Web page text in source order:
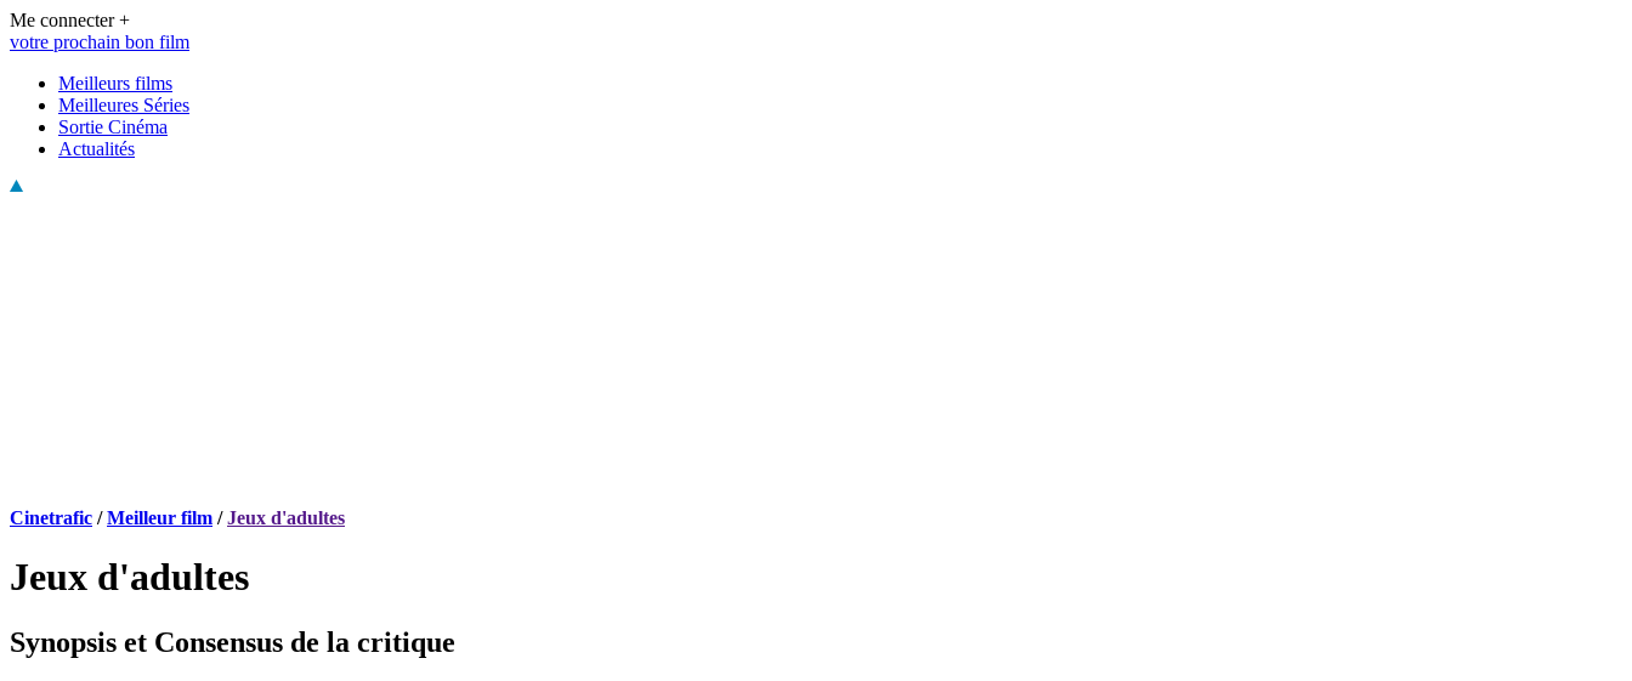
Me connecter +
votre prochain bon film
Meilleurs films
Meilleures Séries
Sortie Cinéma
Actualités
Cinetrafic /Meilleur film /Jeux d'adultes
Jeux d'adultes
Synopsis et Consensus de la critique